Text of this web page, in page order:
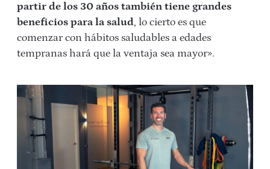
partir de los 30 años también tiene grandes
beneficios para la salud, lo cierto es que
comenzar con hábitos saludables a edades
tempranas hará que la ventaja sea mayor».